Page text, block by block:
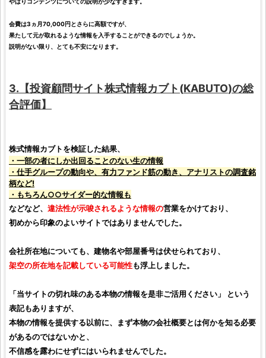
会費は3ヵ月70,000円とさらに高額ですが、
果たして元が取れるような情報を入手することができるのでしょうか。
説明がない限り、とても不安になります。
3.【投資顧問サイト株式情報カブト(KABUTO)の総
合評価】
株式情報カブトを検証した結果、
・一部の者にしか出回ることのない生の情報
・ 仕手グループの動向や、有力ファンド筋の動き、アナリストの調査銘
柄など!
・もちろん○○サイダー的な情報も
などなど、 違法性が示唆されるような情報の営業をかけており、
初めから印象のよいサイトではありませんでした。
会社所在地についても、建物名や部屋番号は伏せられており、
架空の所在地を記載している可能性も浮上しました。
「当サイトの切れ味のある本物の情報を是非ご活用ください」 という
表記もありますが、
本物の情報を提供する以前に、まず本物の会社概要とは何かを知る必要
があるのではないかと、
不信感を露わにせずにはいられませんでした。